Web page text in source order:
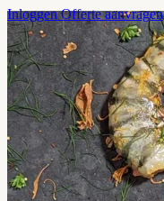
InloggenOfferte aanvragen